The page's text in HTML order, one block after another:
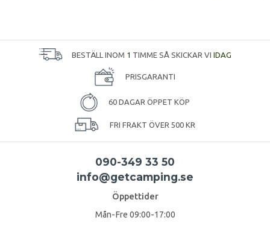
BESTÄLL INOM 1 TIMME SÅ SKICKAR VI IDAG
PRISGARANTI
60 DAGAR ÖPPET KÖP
FRI FRAKT ÖVER 500 KR
090-349 33 50
info@getcamping.se
Öppettider
Mån-Fre 09:00-17:00